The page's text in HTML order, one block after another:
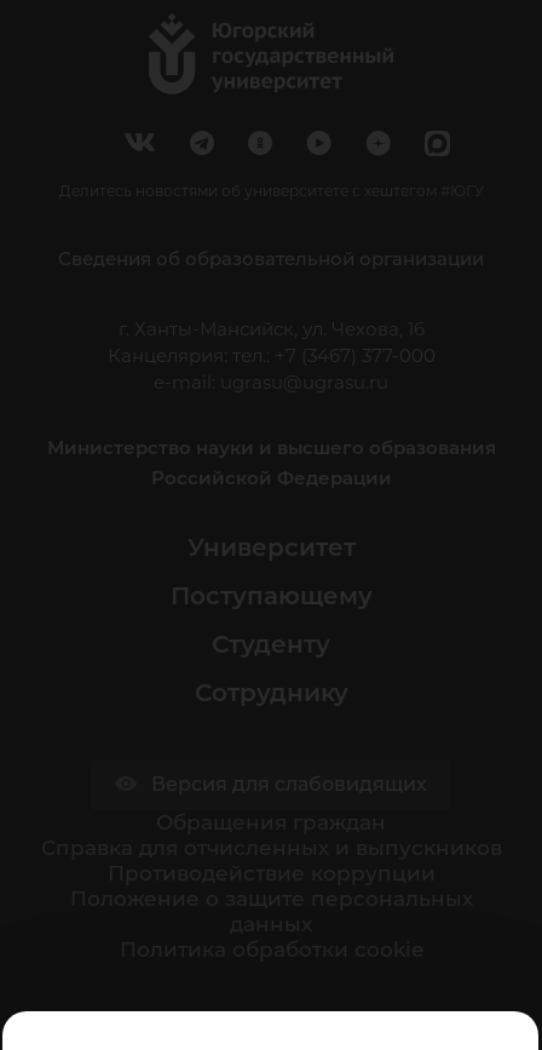
Делитесь новостями об университете с хештегом #ЮГУ
Сведения об образовательной организации
г. Ханты-Мансийск, ул. Чехова, 16
Канцелярия: тел.: +7 (3467) 377-000
e-mail:
ugrasu@ugrasu.ru
Министерство науки и высшего образования
Российской Федерации
Университет
Поступающему
Студенту
Сотруднику